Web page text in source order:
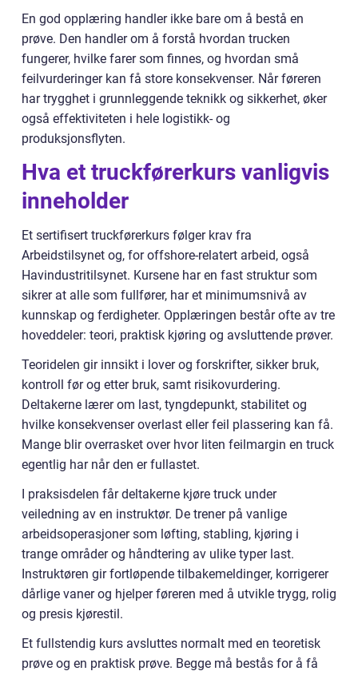
En god opplæring handler ikke bare om å bestå en
prøve. Den handler om å forstå hvordan trucken
fungerer, hvilke farer som finnes, og hvordan små
feilvurderinger kan få store konsekvenser. Når føreren
har trygghet i grunnleggende teknikk og sikkerhet, øker
også effektiviteten i hele logistikk- og
produksjonsflyten.
Hva et truckførerkurs vanligvis
inneholder
Et sertifisert truckførerkurs følger krav fra
Arbeidstilsynet og, for offshore-relatert arbeid, også
Havindustritilsynet. Kursene har en fast struktur som
sikrer at alle som fullfører, har et minimumsnivå av
kunnskap og ferdigheter. Opplæringen består ofte av tre
hoveddeler: teori, praktisk kjøring og avsluttende prøver.
Teoridelen gir innsikt i lover og forskrifter, sikker bruk,
kontroll før og etter bruk, samt risikovurdering.
Deltakerne lærer om last, tyngdepunkt, stabilitet og
hvilke konsekvenser overlast eller feil plassering kan få.
Mange blir overrasket over hvor liten feilmargin en truck
egentlig har når den er fullastet.
I praksisdelen får deltakerne kjøre truck under
veiledning av en instruktør. De trener på vanlige
arbeidsoperasjoner som løfting, stabling, kjøring i
trange områder og håndtering av ulike typer last.
Instruktøren gir fortløpende tilbakemeldinger, korrigerer
dårlige vaner og hjelper føreren med å utvikle trygg, rolig
og presis kjørestil.
Et fullstendig kurs avsluttes normalt med en teoretisk
prøve og en praktisk prøve. Begge må bestås for å få